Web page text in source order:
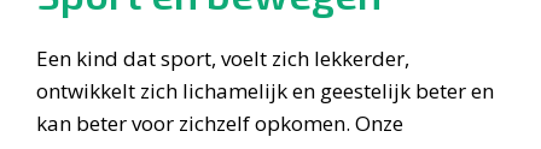
Een kind dat sport, voelt zich lekkerder,
ontwikkelt zich lichamelijk en geestelijk beter en
kan beter voor zichzelf opkomen. Onze